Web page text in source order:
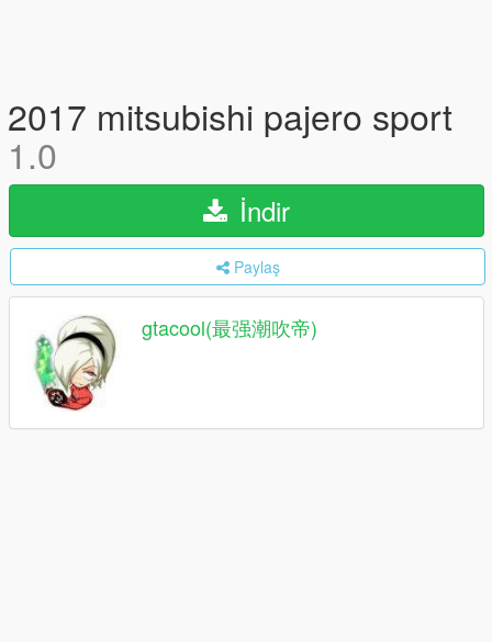
2017 mitsubishi pajero sport
1.0
İndir
Paylaş
gtacool(最强潮吹帝)